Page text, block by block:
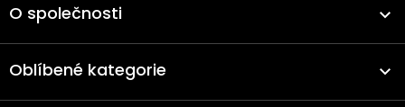
O společnosti
Oblíbené kategorie